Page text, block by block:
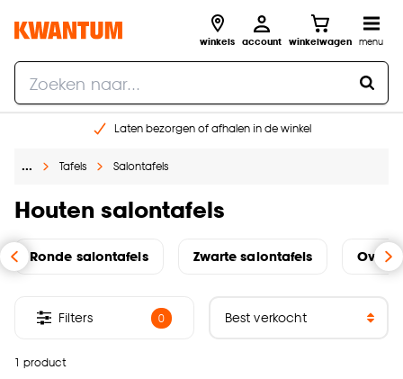
winkels account winkelwagen menu
Laten bezorgen of afhalen in de winkel
Gratis raam advies en inmeten aan huis
… Tafels Salontafels
Houten salontafels
Ronde salontafels Zwarte salontafels Ovale
1 product
Filters 0